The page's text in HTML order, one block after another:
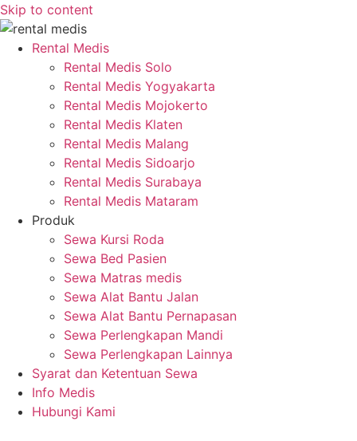
Skip to content
Rental Medis
Rental Medis Solo
Rental Medis Yogyakarta
Rental Medis Mojokerto
Rental Medis Klaten
Rental Medis Malang
Rental Medis Sidoarjo
Rental Medis Surabaya
Rental Medis Mataram
Produk
Sewa Kursi Roda
Sewa Bed Pasien
Sewa Matras medis
Sewa Alat Bantu Jalan
Sewa Alat Bantu Pernapasan
Sewa Perlengkapan Mandi
Sewa Perlengkapan Lainnya
Syarat dan Ketentuan Sewa
Info Medis
Hubungi Kami